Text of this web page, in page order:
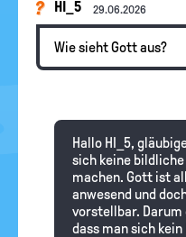
HI_5 29.06.2026
Wie sieht Gott aus?
Hallo HI_5,
sich keine
machen. Gott ist
anwesend und
vorstellbar. Darum
dass man sich